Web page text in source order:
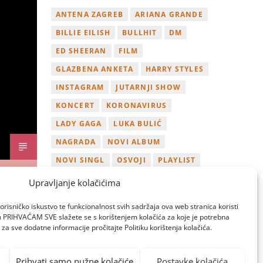
Upravljanje kolačićima
iskustvo te funkcionalnost svih sadržaja ova web stranica koristi
SVE slažete se s korištenjem kolačića za koje je potrebna
sve dodatne informacije pročitajte Politiku korištenja kolačića.
ANTENA ZAGREB
ARIANA GRANDE
BILLIE EILISH
BULLHIT
DM
ED SHEERAN
FILM
GLAZBENA ANKETA
HARRY STYLES
INSTAGRAM
JUTARNJI SHOW
KONCERT
KORONAVIRUS
LADY GAGA
LUKA BULIĆ
NAGRADA
NOVI ALBUM
NOVI SINGL
OSVOJI
PLAYLIST
TAMARA LOOS
ZAGREB